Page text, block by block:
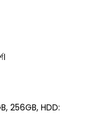
256GB, HDD: